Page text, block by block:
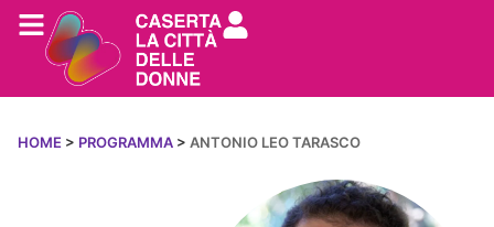
HOME > PROGRAMMA > ANTONIO LEO TARASCO